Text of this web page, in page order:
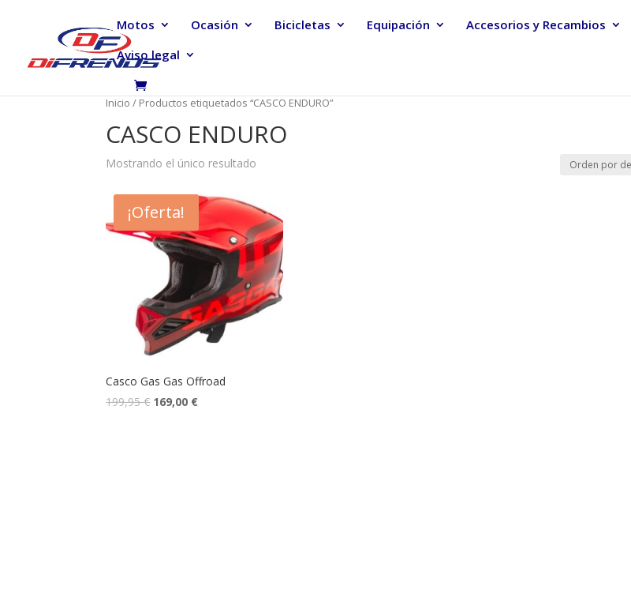
Motos Ocasión Bicicletas Equipación Accesorios y Recambios
Aviso legal
Inicio / Productos etiquetados “CASCO ENDURO”
CASCO ENDURO
Mostrando el único resultado
¡Oferta!
Casco Gas Gas Offroad
199,95€ 169,00 €